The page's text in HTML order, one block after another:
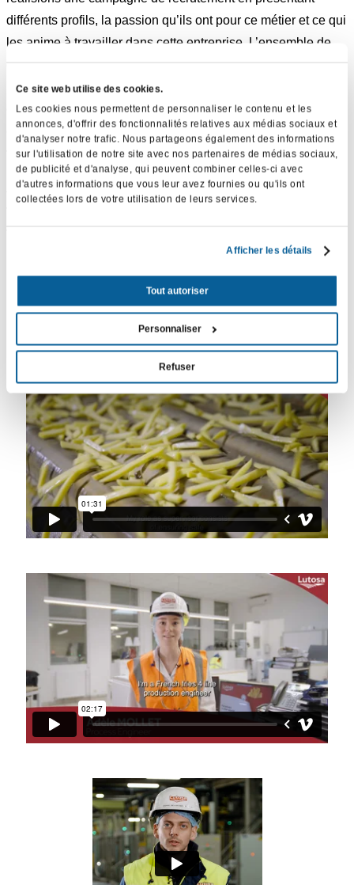
Ce site web utilise des cookies.
Les cookies nous permettent de personnaliser le contenu et les
annonces, d'offrir des fonctionnalités relatives aux médias sociaux et
d'analyser notre trafic. Nous partageons également des informations
sur l'utilisation de notre site avec nos partenaires de médias sociaux,
de publicité et d'analyse, qui peuvent combiner celles-ci avec
d'autres informations que vous leur avez fournies ou qu'ils ont
collectées lors de votre utilisation de leurs services.
Afficher les détails
Tout autoriser
Personnaliser
Refuser
différents profils, la passion qu’ils ont pour ce métier et ce qui
les anime à travailler dans cette entreprise. L’ensemble de
portraits pourront fonctionner indépendamment en format
court (carré et verticaux pour les réseaux sociaux) ou
ensemble par fonction pour les sites de recrutement en
version longue.
Au final, ce sont 13 vidéos qui auront été livrées (avec des